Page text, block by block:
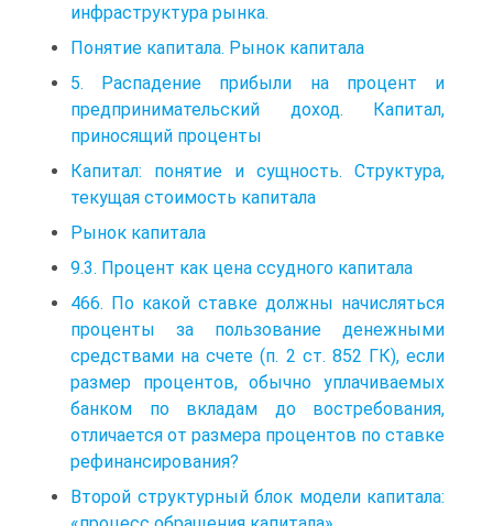
инфраструктура рынка.
Понятие капитала. Рынок капитала
5. Распадение прибыли на процент и
предпринимательский доход. Капитал,
приносящий проценты
Капитал: понятие и сущность. Структура,
текущая стоимость капитала
Рынок капитала
9.3. Процент как цена ссудного капитала
466. По какой ставке должны начисляться
проценты за пользование денежными
средствами на счете (п. 2 ст. 852 ГК), если
размер процентов, обычно уплачиваемых
банком по вкладам до востребования,
отличается от размера процентов по ставке
рефинансирования?
Второй структурный блок модели капитала: